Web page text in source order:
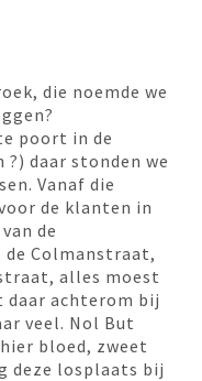
die noemde we
poort in de
daar stonden we
Vanaf die
de klanten in
de
Colmanstraat,
alles moest
daar achterom bij
veel. Nol But
bloed, zweet
deze losplaats bij